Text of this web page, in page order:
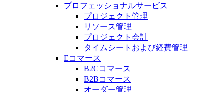
プロフェッショナルサービス
プロジェクト管理
リソース管理
プロジェクト会計
タイムシートおよび経費管理
Eコマース
B2Cコマース
B2Bコマース
オーダー管理